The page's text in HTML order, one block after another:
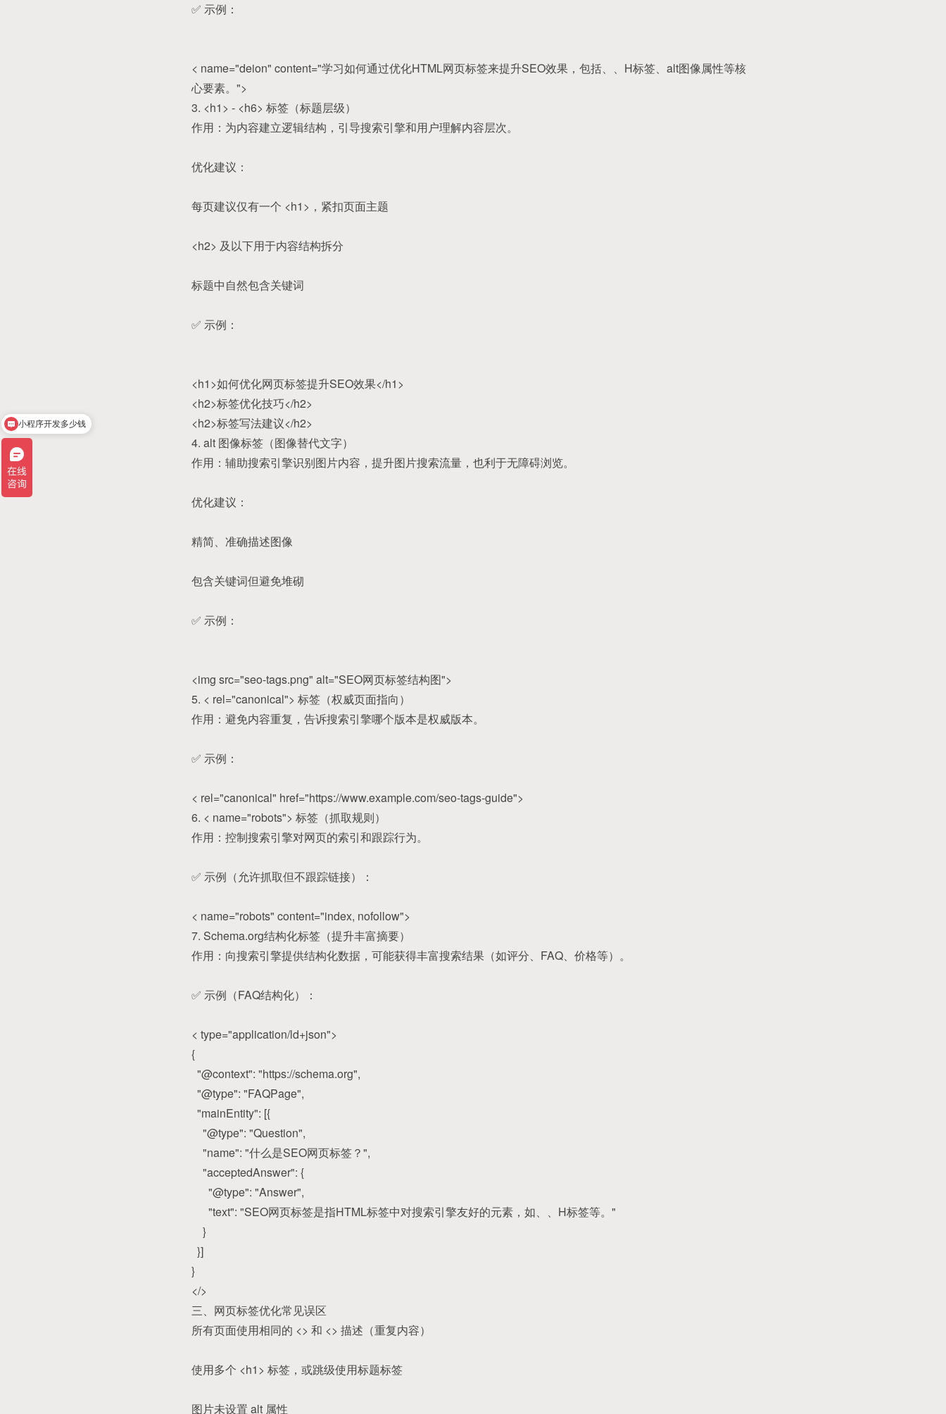
✅ 示例：
< name="deion" content="学习如何通过优化HTML网页标签来提升SEO效果，包括、、H标签、alt图像属性等核
心要素。">
3. <h1> - <h6> 标签（标题层级）
作用：为内容建立逻辑结构，引导搜索引擎和用户理解内容层次。
优化建议：
每页建议仅有一个 <h1>，紧扣页面主题
<h2> 及以下用于内容结构拆分
标题中自然包含关键词
✅ 示例：
<h1>如何优化网页标签提升SEO效果</h1>
<h2>标签优化技巧</h2>
<h2>标签写法建议</h2>
4. alt 图像标签（图像替代文字）
作用：辅助搜索引擎识别图片内容，提升图片搜索流量，也利于无障碍浏览。
优化建议：
精简、准确描述图像
包含关键词但避免堆砌
✅ 示例：
<img src="seo-tags.png" alt="SEO网页标签结构图">
5. < rel="canonical"> 标签（权威页面指向）
作用：避免内容重复，告诉搜索引擎哪个版本是权威版本。
✅ 示例：
< rel="canonical" href="https://www.example.com/seo-tags-guide">
6. < name="robots"> 标签（抓取规则）
作用：控制搜索引擎对网页的索引和跟踪行为。
✅ 示例（允许抓取但不跟踪链接）：
< name="robots" content="index, nofollow">
7. Schema.org结构化标签（提升丰富摘要）
作用：向搜索引擎提供结构化数据，可能获得丰富搜索结果（如评分、FAQ、价格等）。
✅ 示例（FAQ结构化）：
< type="application/ld+json">
{
"@context": "https://schema.org",
"@type": "FAQPage",
"mainEntity": [{
"@type": "Question",
"name": "什么是SEO网页标签？",
"acceptedAnswer": {
"@type": "Answer",
"text": "SEO网页标签是指HTML标签中对搜索引擎友好的元素，如、、H标签等。"
}
}]
}
</>
三、网页标签优化常见误区
所有页面使用相同的 <> 和 <> 描述（重复内容）
使用多个 <h1> 标签，或跳级使用标题标签
图片未设置 alt 属性
小程序开发多少钱